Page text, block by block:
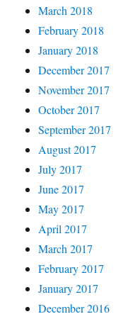
March 2018
February 2018
January 2018
December 2017
November 2017
October 2017
September 2017
August 2017
July 2017
June 2017
May 2017
April 2017
March 2017
February 2017
January 2017
December 2016